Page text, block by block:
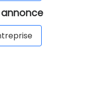
annonce